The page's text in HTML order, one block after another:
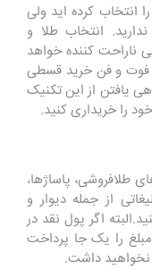
انتخاب کرده اید ولی
انتخاب طلا و
ناراحت کننده خواهد
فوت و فن خرید قسطی
یافتن از این تکنیک
را خریداری کنید.
طلافروشی، پاساژها،
از جمله دیوار و
اگر پول نقد در
را یک جا پرداخت
نخواهید داشت.